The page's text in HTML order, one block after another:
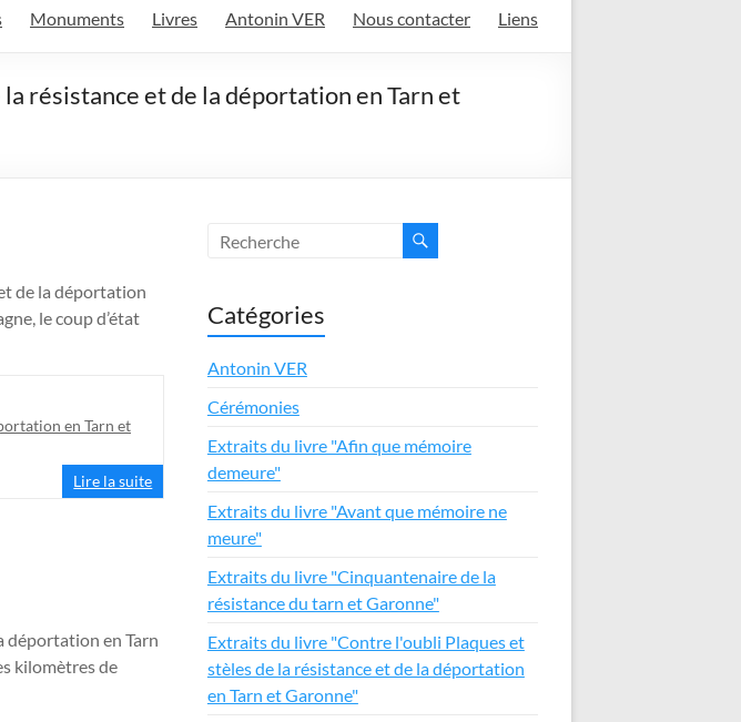
Monuments Livres Antonin VER Nous contacter Liens
résistance et de la déportation en Tarn et
de la déportation
le coup d’état
en Tarn et
Lire la suite
déportation en Tarn
kilomètres de
Catégories
Antonin VER
Cérémonies
Extraits du livre "Afin que mémoire
demeure"
Extraits du livre "Avant que mémoire ne
meure"
Extraits du livre "Cinquantenaire de la
résistance du tarn et Garonne"
Extraits du livre "Contre l'oubli Plaques et
stèles de la résistance et de la déportation
en Tarn et Garonne"